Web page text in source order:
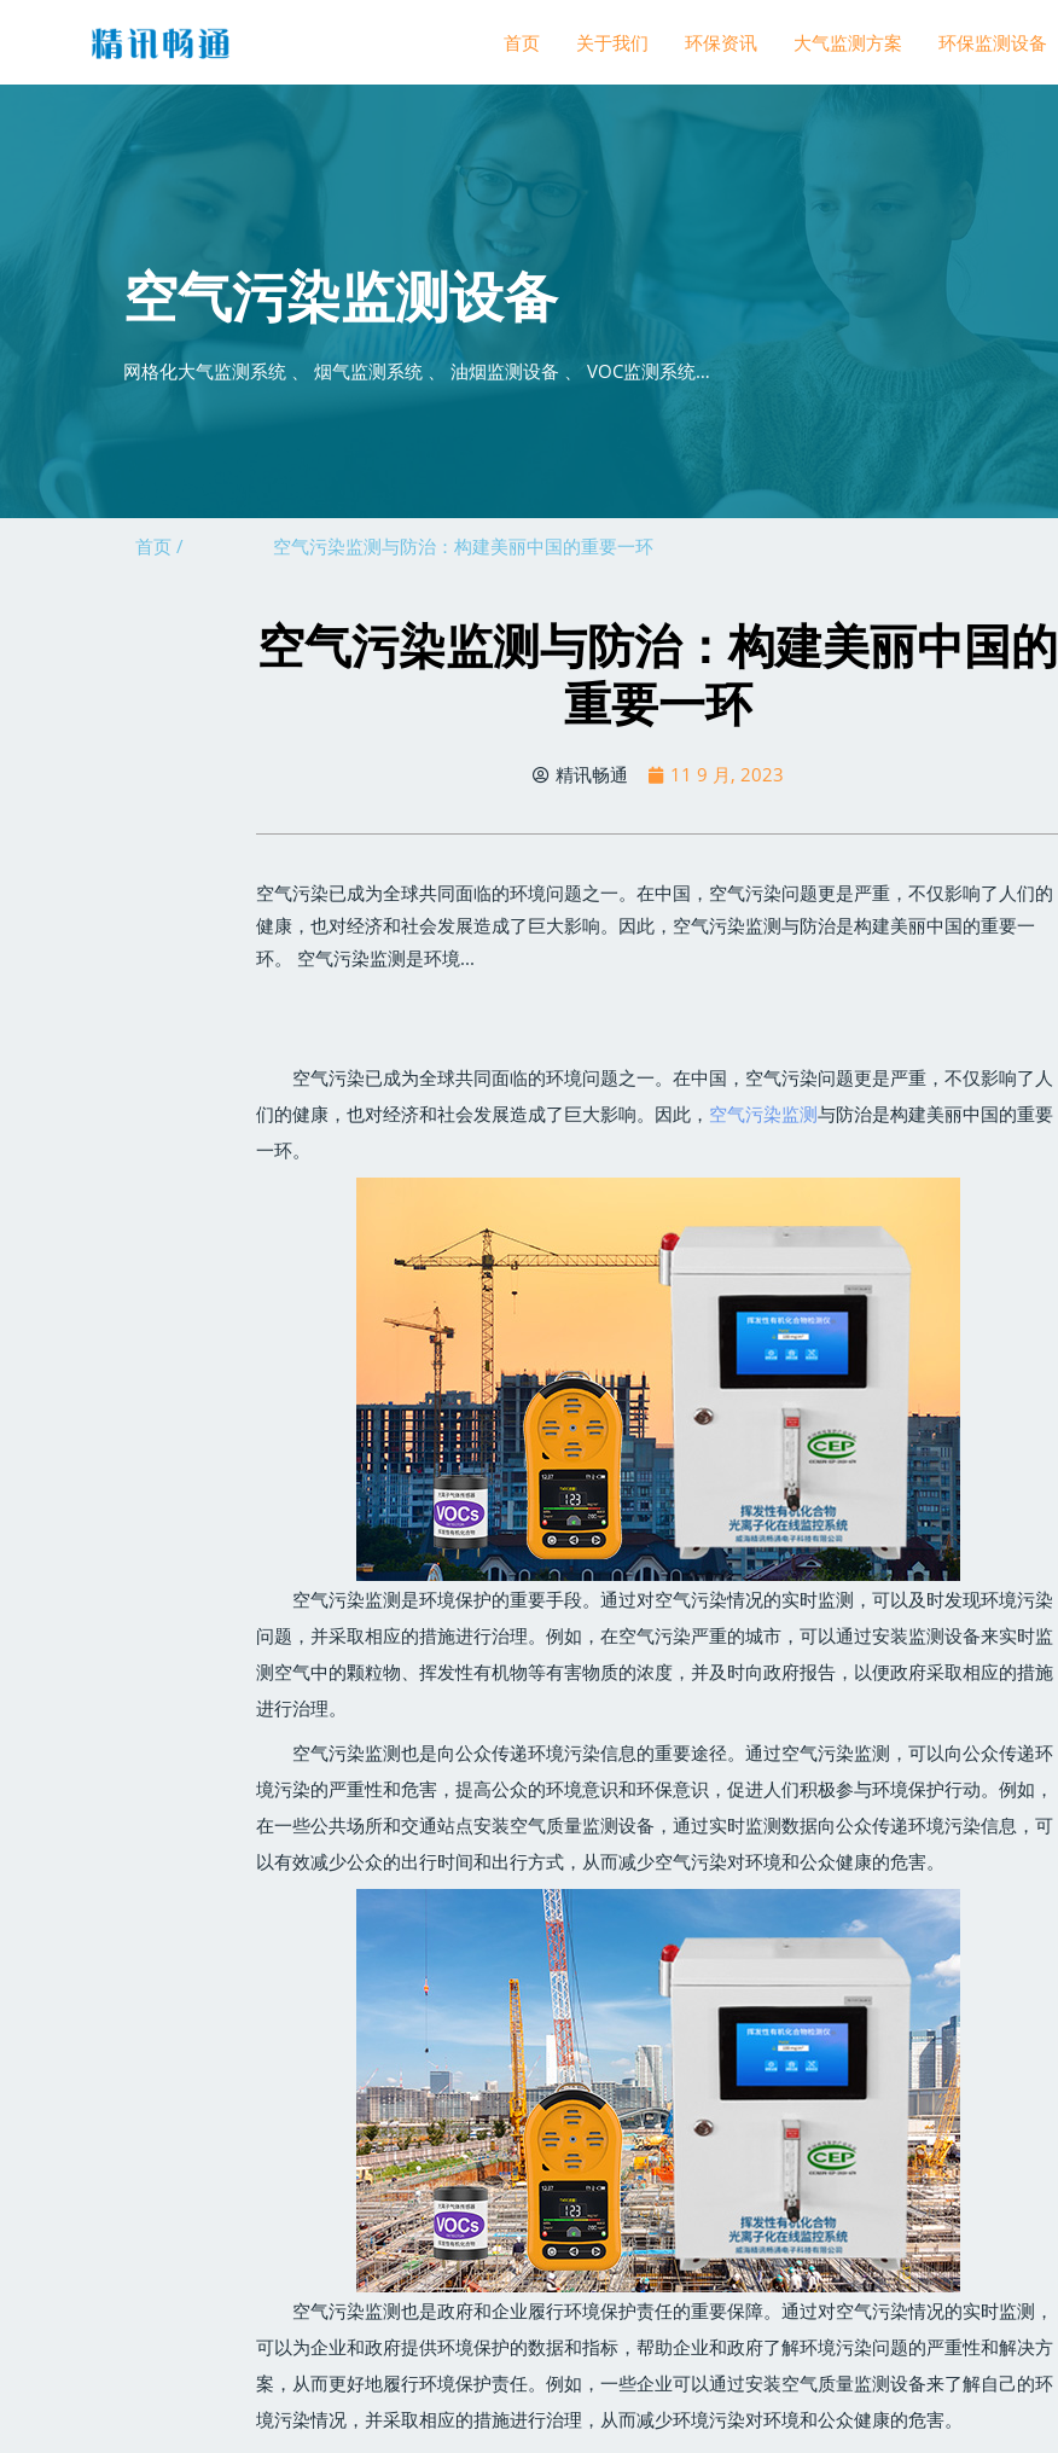
首页 关于我们 环保资讯 大气监测方案 环保监测设备
空气污染监测设备
网格化大气监测系统 、 烟气监测系统 、 油烟监测设备 、 VOC监测系统…
首页 / 空气污染监测与防治：构建美丽中国的重要一环
空气污染监测与防治：构建美丽中国的
重要一环
精讯畅通 11 9 月, 2023
空气污染已成为全球共同面临的环境问题之一。在中国，空气污染问题更是严重，不仅影响了人们的
健康，也对经济和社会发展造成了巨大影响。因此，空气污染监测与防治是构建美丽中国的重要一
环。 空气污染监测是环境...
空气污染已成为全球共同面临的环境问题之一。在中国，空气污染问题更是严重，不仅影响了人
们的健康，也对经济和社会发展造成了巨大影响。因此， 空气污染监测与防治是构建美丽中国的重要
一环。
空气污染监测是环境保护的重要手段。通过对空气污染情况的实时监测，可以及时发现环境污染
问题，并采取相应的措施进行治理。例如，在空气污染严重的城市，可以通过安装监测设备来实时监
测空气中的颗粒物、挥发性有机物等有害物质的浓度，并及时向政府报告，以便政府采取相应的措施
进行治理。
空气污染监测也是向公众传递环境污染信息的重要途径。通过空气污染监测，可以向公众传递环
境污染的严重性和危害，提高公众的环境意识和环保意识，促进人们积极参与环境保护行动。例如，
在一些公共场所和交通站点安装空气质量监测设备，通过实时监测数据向公众传递环境污染信息，可
以有效减少公众的出行时间和出行方式，从而减少空气污染对环境和公众健康的危害。
空气污染监测也是政府和企业履行环境保护责任的重要保障。通过对空气污染情况的实时监测，
可以为企业和政府提供环境保护的数据和指标，帮助企业和政府了解环境污染问题的严重性和解决方
案，从而更好地履行环境保护责任。例如，一些企业可以通过安装空气质量监测设备来了解自己的环
境污染情况，并采取相应的措施进行治理，从而减少环境污染对环境和公众健康的危害。